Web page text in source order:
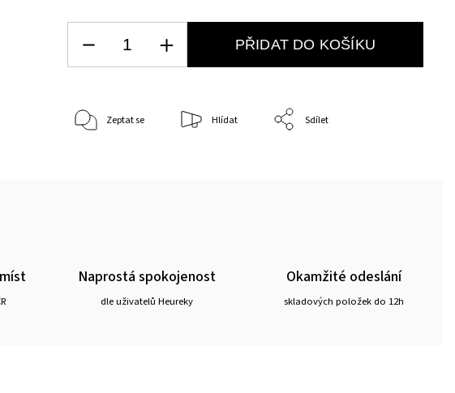
PŘIDAT DO KOŠÍKU
Zeptat se Hlídat Sdílet
Naprostá spokojenost
dle uživatelů Heureky
Okamžité odeslání
skladových položek do 12h